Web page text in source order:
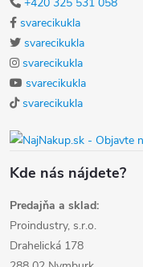
+420 325 531 058
svarecikukla
svarecikukla
svarecikukla
svarecikukla
svarecikukla
Kde nás nájdete?
Predajňa a sklad:
Proindustry, s.r.o.
Drahelická 178